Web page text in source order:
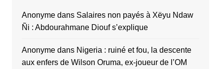
Anonymedans Salaires non payés à Xëyu Ndaw
Ñi : Abdourahmane Diouf s’explique
Anonymedans Nigeria : ruiné et fou, la descente
aux enfers de Wilson Oruma, ex-joueur de l’OM